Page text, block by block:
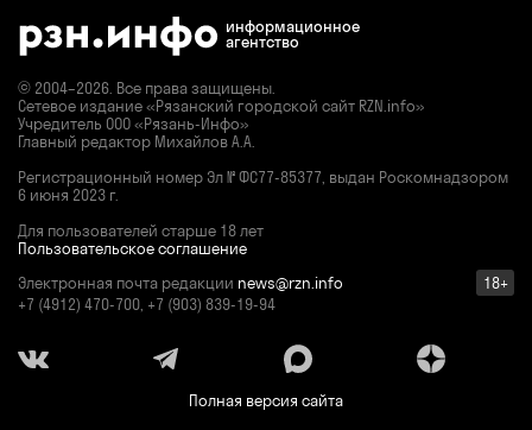
информационное
агентство
© 2004–2026. Все права защищены.
Сетевое издание «Рязанский городской сайт RZN.info»
Учредитель ООО «Рязань-Инфо»
Главный редактор Михайлов А.А.
Регистрационный номер Эл № ФС77-85377, выдан Роскомнадзором
6 июня 2023 г.
Для пользователей старше 18 лет
Пользовательское соглашение
Электронная почта редакции news@rzn.info
18+
+7 (4912) 470-700, +7 (903) 839-19-94
Полная версия сайта